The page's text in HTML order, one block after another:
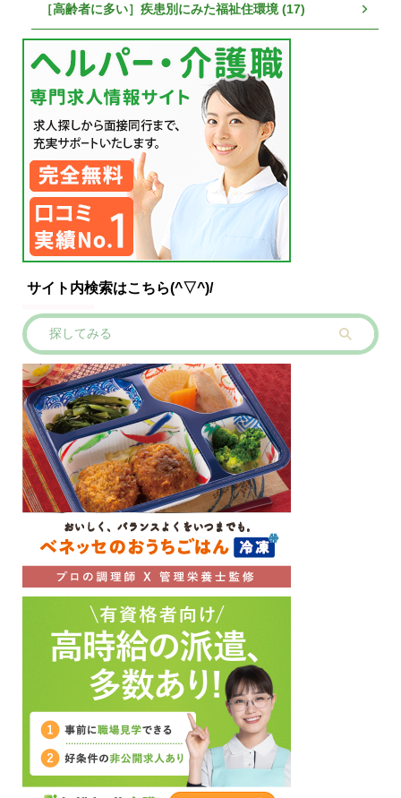
［高齢者に多い］疾患別にみた福祉住環境 (17)
サイト内検索はこちら(^▽^)/